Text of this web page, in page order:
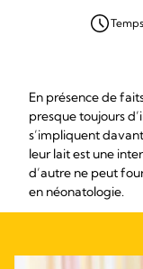
En présence de
presque toujours
s’impliquent
leur lait est une
d’autre ne peut
en néonatologie.